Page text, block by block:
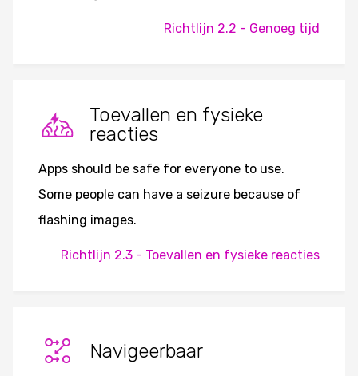
Richtlijn 2.2 - Genoeg tijd
Toevallen en fysieke
reacties
Apps should be safe for everyone to use.
Some people can have a seizure because of
flashing images.
Richtlijn 2.3 - Toevallen en fysieke reacties
Navigeerbaar